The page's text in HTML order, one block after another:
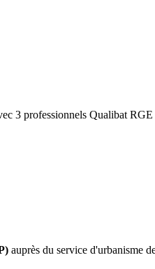
3 professionnels Qualibat
auprès du service d'urbanisme